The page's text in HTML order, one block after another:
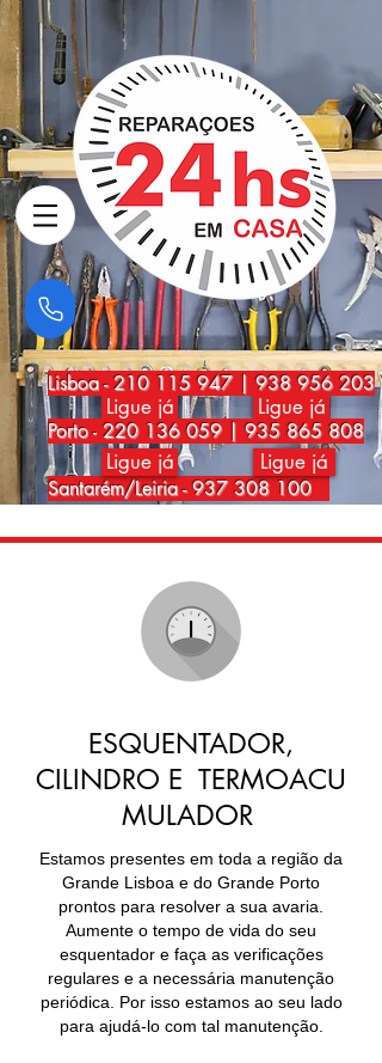
Ligue já Ligue já
Lisboa-210 115 947|938 956 203
Porto- 220 136 059 |935 865 808
Santarém/Leiria -937 308 100
Ligue já Ligue já
ESQUENTADOR,
CILINDRO E TERMOACU
MULADOR
Estamos presentes em toda a região da
Grande Lisboa e do Grande Porto
prontos para resolver a sua avaria.
Aumente o tempo de vida do seu
esquentador e faça as verificações
regulares e a necessária manutenção
periódica. Por isso estamos ao seu lado
para ajudá-lo com tal manutenção.